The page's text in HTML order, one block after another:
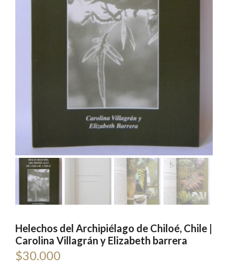
Helechos del Archipiélago de Chiloé, Chile |
Carolina Villagrán y Elizabeth barrera
$30.000